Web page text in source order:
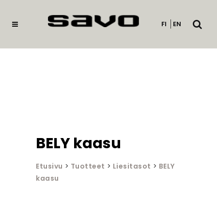
FI EN
Avaa
BELY kaasu
Etusivu > Tuotteet > Liesitasot > BELY
kaasu